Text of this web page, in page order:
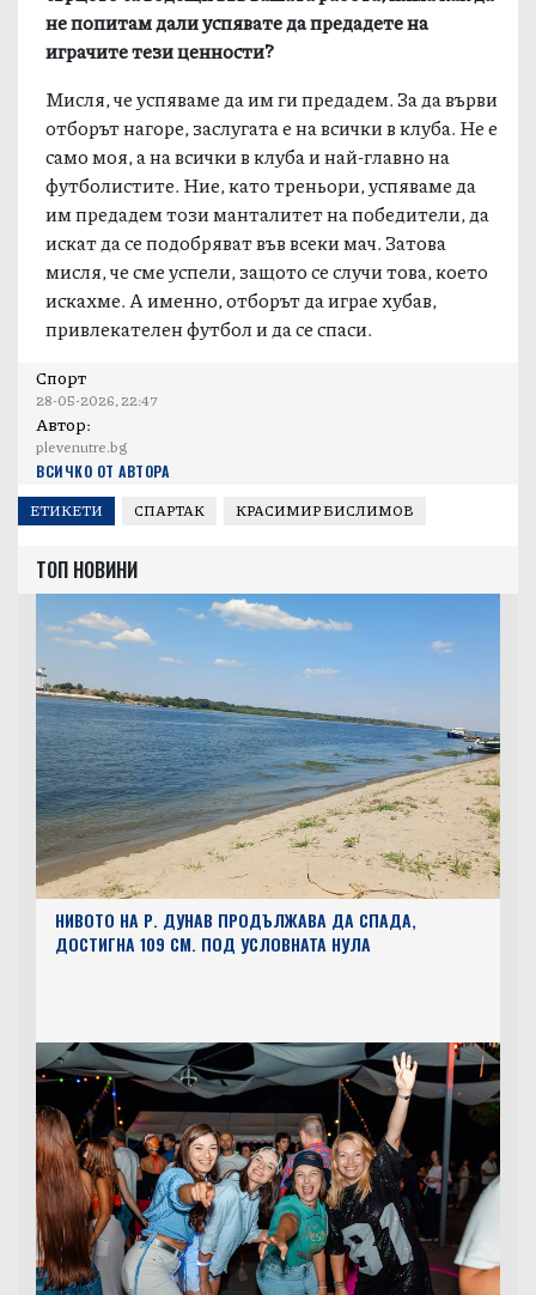
Спорт
28-05-2026, 22:47
Автор:
plevenutre.bg
ВСИЧКО ОТ АВТОРА
не попитам дали успявате да предадете на
играчите тези ценности?
Мисля, че успяваме да им ги предадем. За да върви
отборът нагоре, заслугата е на всички в клуба. Не е
само моя, а на всички в клуба и най-главно на
футболистите. Ние, като треньори, успяваме да
им предадем този манталитет на победители, да
искат да се подобряват във всеки мач. Затова
мисля, че сме успели, защото се случи това, което
искахме. А именно, отборът да играе хубав,
привлекателен футбол и да се спаси.
ЕТИКЕТИ СПАРТАК КРАСИМИР БИСЛИМОВ
ТОП НОВИНИ
НИВОТО НА Р. ДУНАВ ПРОДЪЛЖАВА ДА СПАДА,
ДОСТИГНА 109 СМ. ПОД УСЛОВНАТА НУЛА